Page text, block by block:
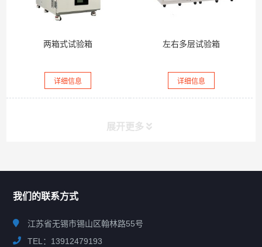
两箱式试验箱
详细信息
左右多层试验箱
详细信息
展开更多
我们的联系方式
江苏省无锡市锡山区翰林路55号
TEL：13912479193